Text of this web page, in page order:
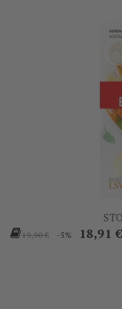
Prezzo
19,90 € -5% Prezzo
18,91 €